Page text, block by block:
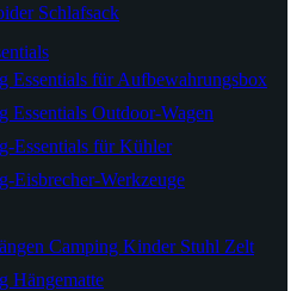
Schlafsack
Essentials für Aufbewahrungsbox
Essentials Outdoor-Wagen
Essentials für Kühler
Eisbrecher-Werkzeuge
Camping Kinder Stuhl Zelt
Hängematte